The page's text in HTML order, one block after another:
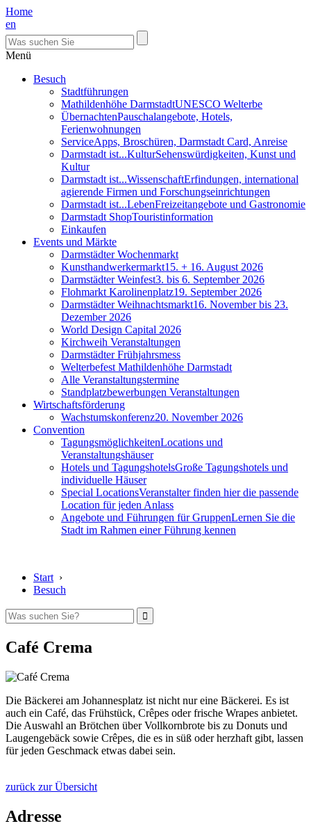
Home
en
Menü
Besuch
Stadtführungen
Mathildenhöhe DarmstadtUNESCO Welterbe
ÜbernachtenPauschalangebote, Hotels,
Ferienwohnungen
ServiceApps, Broschüren, Darmstadt Card, Anreise
Darmstadt ist...KulturSehenswürdigkeiten, Kunst und
Kultur
Darmstadt ist...WissenschaftErfindungen, international
agierende Firmen und Forschungseinrichtungen
Darmstadt ist...LebenFreizeitangebote und Gastronomie
Darmstadt ShopTouristinformation
Einkaufen
Events und Märkte
Darmstädter Wochenmarkt
Kunsthandwerkermarkt15. + 16. August 2026
Darmstädter Weinfest3. bis 6. September 2026
Flohmarkt Karolinenplatz19. September 2026
Darmstädter Weihnachtsmarkt16. November bis 23.
Dezember 2026
World Design Capital 2026
Kirchweih Veranstaltungen
Darmstädter Frühjahrsmess
Welterbefest Mathildenhöhe Darmstadt
Alle Veranstaltungstermine
Standplatzbewerbungen Veranstaltungen
Wirtschaftsförderung
Wachstumskonferenz20. November 2026
Convention
TagungsmöglichkeitenLocations und
Veranstaltungshäuser
Hotels und TagungshotelsGroße Tagungshotels und
individuelle Häuser
Special LocationsVeranstalter finden hier die passende
Location für jeden Anlass
Angebote und Führungen für GruppenLernen Sie die
Stadt im Rahmen einer Führung kennen
Start ›
Besuch
Café Crema
Die Bäckerei am Johannesplatz ist nicht nur eine Bäckerei. Es ist
auch ein Café, das Frühstück, Crêpes oder frische Wrapes anbietet.
Die Auswahl an Brötchen über Vollkornbrote bis zu Donuts und
Laugengebäck sowie Crêpes, die es in süß oder herzhaft gibt, lassen
für jeden Geschmack etwas dabei sein.
zurück zur Übersicht
Adresse